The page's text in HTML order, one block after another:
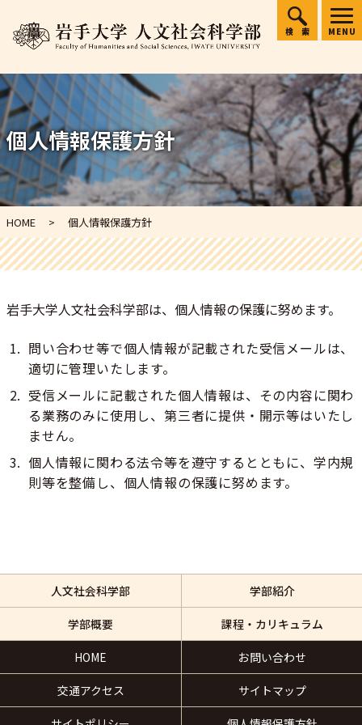
検索 MENU
個人情報保護方針
HOME 個人情報保護方針
岩手大学人文社会科学部は、個人情報の保護に努めます。
問い合わせ等で個人情報が記載された受信メールは、
適切に管理いたします。
受信メールに記載された個人情報は、その内容に関わ
る業務のみに使用し、第三者に提供・開示等はいたし
ません。
個人情報に関わる法令等を遵守するとともに、学内規
則等を整備し、個人情報の保護に努めます。
人文社会科学部 学部紹介
学部概要 課程・カリキュラム
HOME お問い合わせ
交通アクセス サイトマップ